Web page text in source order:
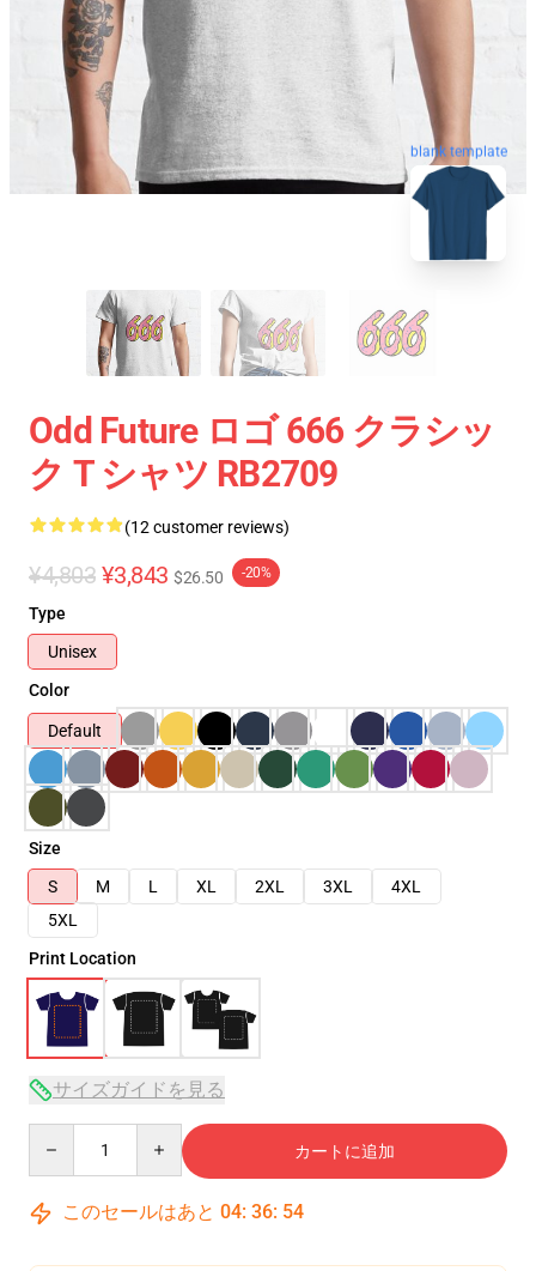
blank template
Odd Future ロゴ 666 クラシッ
ク T シャツ RB2709
(12 customer reviews)
¥4,803 ¥3,843 $26.50 -20%
Type
Unisex
Color
Default
Size
S
M L XL 2XL 3XL
4XL
5XL
Print Location
サイズガイドを見る
カートに追加
このセールはあと 04: 36: 54